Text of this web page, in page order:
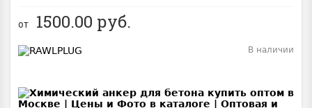
от 1500.00 руб.
В наличии